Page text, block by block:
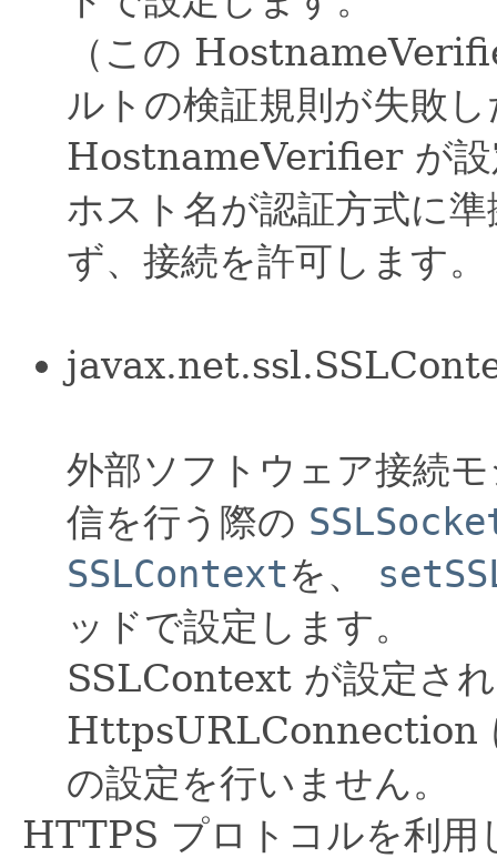
（この
ルトの検証規則が失敗
HostnameVerifier が設
ホスト名が認証方式に
ず、接続を許可します。
外部ソフトウェア接続
信を行う際の
SSLContextを、
ッドで設定します。
SSLContext が設定さ
HttpsURLConnection
の設定を行いません。
HTTPS プロトコルを利用